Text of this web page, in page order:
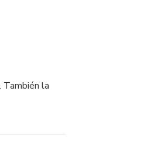
También la